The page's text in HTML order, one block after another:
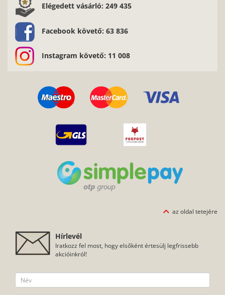
Elégedett vásárló: 249 435
Facebook követő: 63 836
Instagram követő: 11 008
az oldal tetejére
Hírlevél
Iratkozz fel most, hogy elsőként értesülj legfrissebb
akcióinkról!